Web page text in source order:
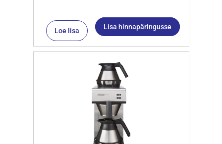
Loe lisa Lisa hinnapäringusse